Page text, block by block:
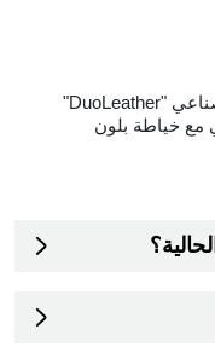
اللون الداخلي : مقاعد من الجلد الصناعي "DuoLeather"
مع خياطة بلون